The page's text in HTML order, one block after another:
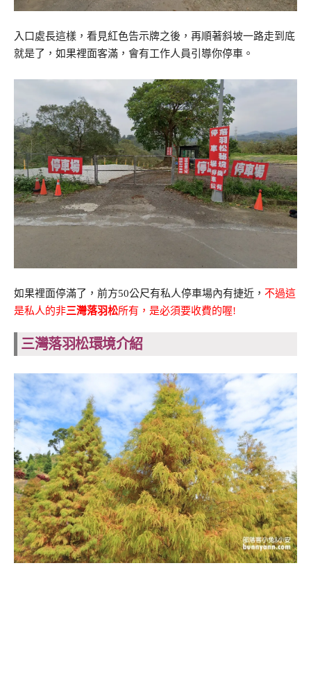
入口處長這樣，看見紅色告示牌之後，再順著斜坡一路走到底
就是了，如果裡面客滿，會有工作人員引導你停車。
如果裡面停滿了，前方50公尺有私人停車場內有捷近， 不過這
是私人的非三灣落羽松所有，是必須要收費的喔!
三灣落羽松環境介紹